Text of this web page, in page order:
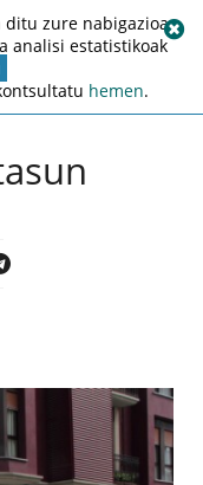
ditu zure nabigazioa
analisi estatistikoak
hemen.